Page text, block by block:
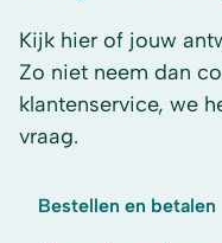
Kijk hier of jouw
Zo niet neem dan
klantenservice, we
vraag.
Bestellen en betalen